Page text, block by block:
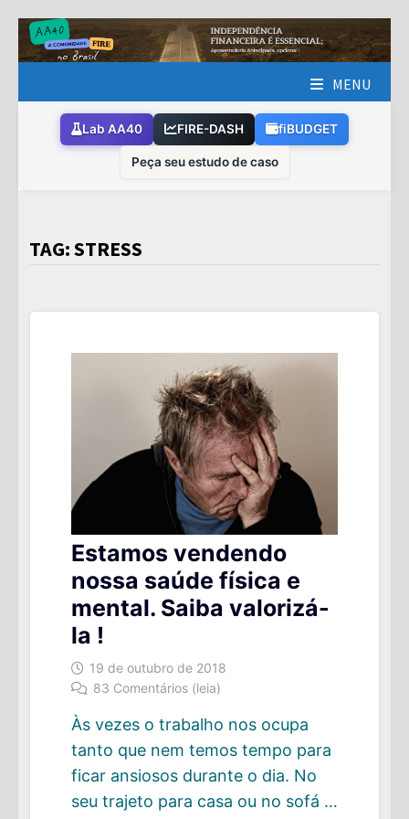
Skip
to
MENU
Lab AA40 FIRE-DASH fiBUDGET
Peça seu estudo de caso
TAG:STRESS
Estamos vendendo
nossa saúde física e
mental. Saiba valorizá-
la !
19 de outubro de 2018
83 Comentários (leia)
Às vezes o trabalho nos ocupa
tanto que nem temos tempo para
ficar ansiosos durante o dia. No
seu trajeto para casa ou no sofá …